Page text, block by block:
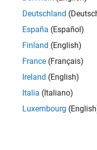
Deutschland
España (Español)
Finland (English)
France (Français)
Ireland (English)
Italia (Italiano)
Luxembourg